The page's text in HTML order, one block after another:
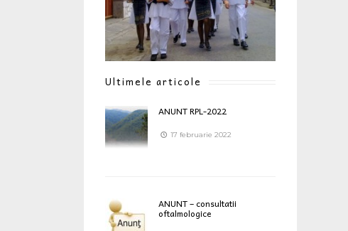
Ultimele articole
ANUNT RPL-2022
17 februarie 2022
ANUNT – consultatii
oftalmologice